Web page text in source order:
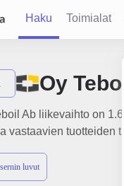
Haku Toimialat
Oy
Ab liikevaihto on
vastaavien tuotteiden
luvut